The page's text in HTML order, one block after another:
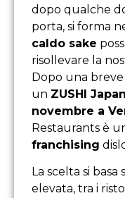
dopo qualche
porta, si forma
caldo sake
risollevare la
Dopo una
un ZUSHI
novembre a
Restaurants è
franchising
La scelta si
elevata, tra i